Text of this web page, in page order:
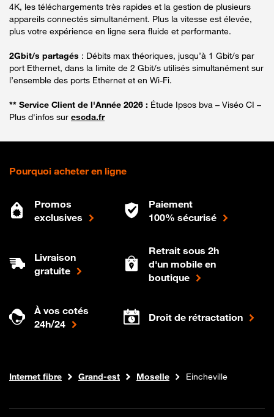
4K, les téléchargements très rapides et la gestion de plusieurs
appareils connectés simultanément. Plus la vitesse est élevée,
plus votre expérience en ligne sera fluide et performante.
2Gbit/s partagés : Débits max théoriques, jusqu’à 1 Gbit/s par
port Ethernet, dans la limite de 2 Gbit/s utilisés simultanément sur
l’ensemble des ports Ethernet et en Wi-Fi.
** Service Client de l'Année 2026 : Étude Ipsos bva – Viséo CI –
Plus d'infos sur escda.fr
Pourquoi acheter en ligne
Promos
exclusives
Paiement
100% sécurisé
Livraison
gratuite
Retrait sous 2h
d'un mobile en
boutique
À vos cotés
24h/24
Droit de rétractation
Boutique Orange
Internet fibre Grand-est Moselle Eincheville